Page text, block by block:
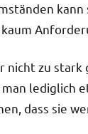
nicht zu stark
lediglich
dass sie